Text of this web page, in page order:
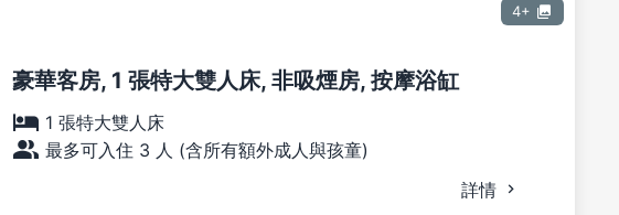
4+
豪華客房, 1 張特大雙人床, 非吸煙房, 按摩浴缸
1 張特大雙人床
最多可入住 3 人 (含所有額外成人與孩童)
詳情